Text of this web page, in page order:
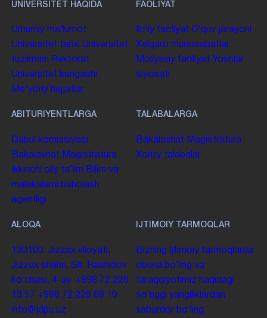
UNIVERSITET HAQIDA
Umumiy maʼlumot
Universitet tarixi Universitet
tuzilmasi
Rektorat
Universitet kengashi
Me'yoriy hujjatlar
FAOLIYAT
Ilmiy faoliyat Oʻquv jarayoni
Xalqaro munosabatlar
Moliyaviy faoliyat Yoshlar
siyosati
ABITURIYENTLARGA
Qabul komissiyasi
Bakalavriat Magistratura
Ikkinchi oliy taʼlim Bilim va
malakalarni baholash
agentligi
TALABALARGA
Bakalavriat Magistratura
Xorijiy talabalar
ALOQA
130100. Jizzax viloyati,
Jizzax shahri, Sh. Rashidov
koʻchasi, 4-uy. +998 72 226
13 57 +998 72 226 68 10
info@jdpu.uz
IJTIMOIY TARMOQLAR
Bizning ijtimoiy tarmoqlarda
obuna boʻling va
taraqqiyotimiz haqidagi
soʻnggi yangiliklardan
xabardor boʻling.